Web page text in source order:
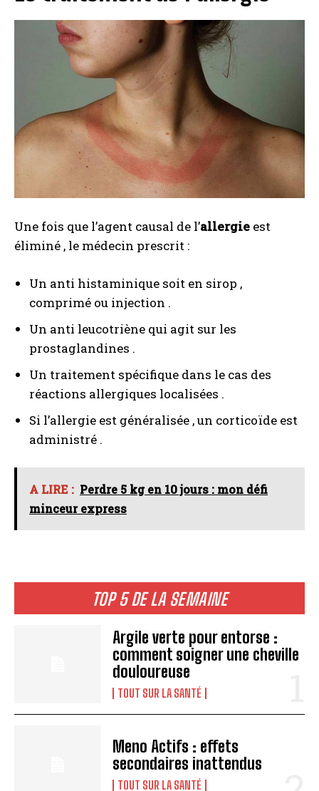
I WANT IN
TOP 5 DE LA SEMAINE
Argile verte pour entorse :
comment soigner une cheville
douloureuse
TOUT SUR LA SANTÉ
Meno Actifs : effets
secondaires inattendus
TOUT SUR LA SANTÉ
Une fois que l’agent causal de l’allergie est
éliminé , le médecin prescrit :
Un anti histaminique soit en sirop ,
comprimé ou injection .
Un anti leucotriène qui agit sur les
prostaglandines .
Un traitement spécifique dans le cas des
réactions allergiques localisées .
Si l’allergie est généralisée , un corticoïde est
administré .
A LIRE : Perdre 5 kg en 10 jours : mon défi
minceur express